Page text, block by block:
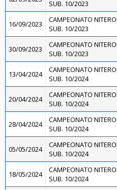
SUB. 10/2023
16/09/2023
CAMPEONATO
SUB. 10/2023
30/09/2023
CAMPEONATO
SUB. 10/2023
13/04/2024
CAMPEONATO
SUB. 10/2024
20/04/2024
CAMPEONATO
SUB. 10/2024
28/04/2024
CAMPEONATO
SUB. 10/2024
05/05/2024
CAMPEONATO
SUB. 10/2024
18/05/2024
CAMPEONATO
SUB. 10/2024